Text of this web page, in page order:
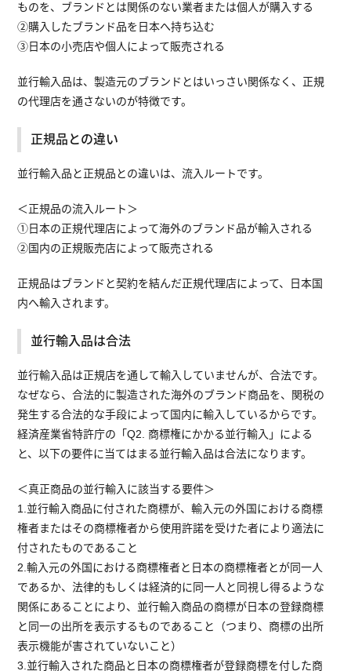
ものを、ブランドとは関係のない業者または個人が購入する
②購入したブランド品を日本へ持ち込む
③日本の小売店や個人によって販売される
並行輸入品は、製造元のブランドとはいっさい関係なく、正規
の代理店を通さないのが特徴です。
正規品との違い
並行輸入品と正規品との違いは、流入ルートです。
＜正規品の流入ルート＞
①日本の正規代理店によって海外のブランド品が輸入される
②国内の正規販売店によって販売される
正規品はブランドと契約を結んだ正規代理店によって、日本国
内へ輸入されます。
並行輸入品は合法
並行輸入品は正規店を通して輸入していませんが、合法です。
なぜなら、合法的に製造された海外のブランド商品を、関税の
発生する合法的な手段によって国内に輸入しているからです。
経済産業省特許庁の「Q2. 商標権にかかる並行輸入」による
と、以下の要件に当てはまる並行輸入品は合法になります。
＜真正商品の並行輸入に該当する要件＞
1.並行輸入商品に付された商標が、輸入元の外国における商標
権者またはその商標権者から使用許諾を受けた者により適法に
付されたものであること
2.輸入元の外国における商標権者と日本の商標権者とが同一人
であるか、法律的もしくは経済的に同一人と同視し得るような
関係にあることにより、並行輸入商品の商標が日本の登録商標
と同一の出所を表示するものであること（つまり、商標の出所
表示機能が害されていないこと）
3.並行輸入された商品と日本の商標権者が登録商標を付した商